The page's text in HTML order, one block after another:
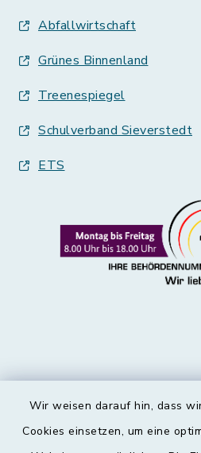
Wir weisen darauf hin, dass
Cookies einsetzen, um eine
Abfallwirtschaft
Grünes Binnenland
Treenespiegel
Schulverband Sieverstedt
ETS